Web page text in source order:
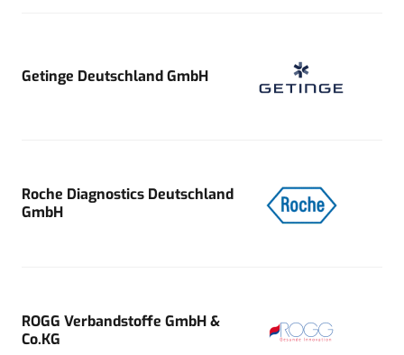
Getinge Deutschland GmbH
Roche Diagnostics Deutschland
GmbH
ROGG Verbandstoffe GmbH &
Co.KG